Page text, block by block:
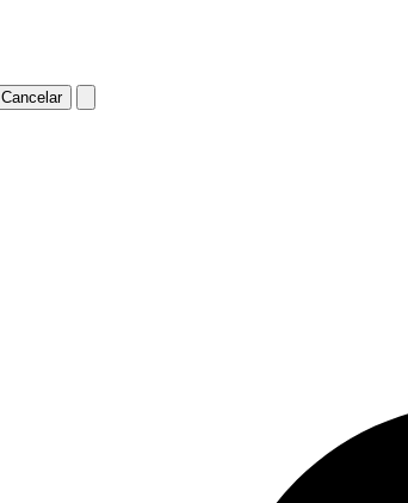
Cancelar